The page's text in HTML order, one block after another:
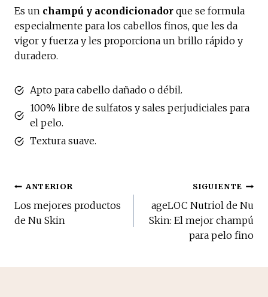
Es un champú y acondicionador que se formula
especialmente para los cabellos finos, que les da
vigor y fuerza y les proporciona un brillo rápido y
duradero.
Apto para cabello dañado o débil.
100% libre de sulfatos y sales perjudiciales para
el pelo.
Textura suave.
Navegación
de
ANTERIOR
Los mejores productos
de Nu Skin
SIGUIENTE
ageLOC Nutriol de Nu
Skin: El mejor champú
para pelo fino